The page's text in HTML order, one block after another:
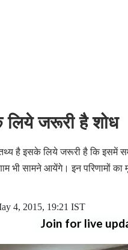
लिये जरूरी है शोध
तथ्य है इसके लिये जरूरी है कि इसमें
भी सामने आयेंगे। इन परिणामों
4, 2015, 19:21 IST
Join for live